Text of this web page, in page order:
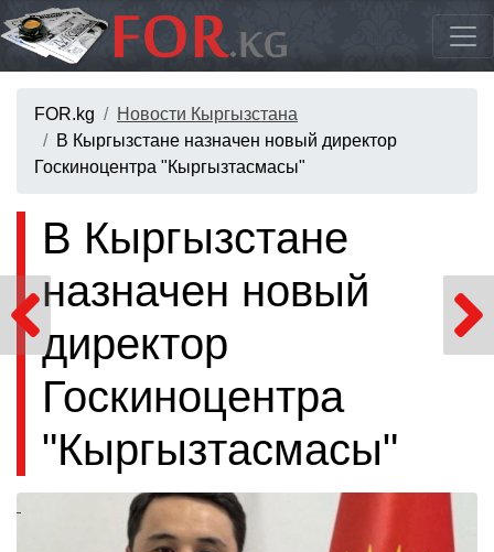
FOR.kg
Новости Кыргызстана
В Кыргызстане назначен новый директор
Госкиноцентра "Кыргызтасмасы"
В Кыргызстане
назначен новый
директор
Госкиноцентра
"Кыргызтасмасы"